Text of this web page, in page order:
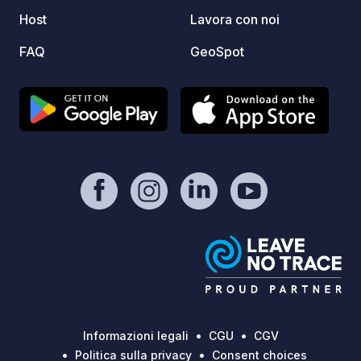
partire direttamente alla scoperta delle
di Rhuys.
Host
FAQ
Lavora con noi
GeoSpot
Informazioni legali CGU
CGV
Politica sulla privacy
Consent choices